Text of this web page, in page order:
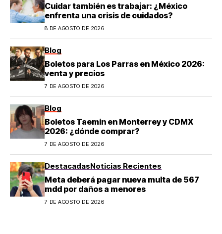
Cuidar también es trabajar: ¿México
enfrenta una crisis de cuidados?
8 DE AGOSTO DE 2026
Blog
Boletos para Los Parras en México 2026:
venta y precios
7 DE AGOSTO DE 2026
Blog
Boletos Taemin en Monterrey y CDMX
2026: ¿dónde comprar?
7 DE AGOSTO DE 2026
DestacadasNoticias Recientes
Meta deberá pagar nueva multa de 567
mdd por daños a menores
7 DE AGOSTO DE 2026